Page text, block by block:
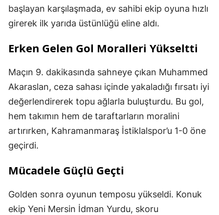
başlayan karşılaşmada, ev sahibi ekip oyuna hızlı
girerek ilk yarıda üstünlüğü eline aldı.
Erken Gelen Gol Moralleri Yükseltti
Maçın 9. dakikasında sahneye çıkan Muhammed
Akaraslan, ceza sahası içinde yakaladığı fırsatı iyi
değerlendirerek topu ağlarla buluşturdu. Bu gol,
hem takımın hem de taraftarların moralini
artırırken, Kahramanmaraş İstiklalspor’u 1-0 öne
geçirdi.
Mücadele Güçlü Geçti
Golden sonra oyunun temposu yükseldi. Konuk
ekip Yeni Mersin İdman Yurdu, skoru